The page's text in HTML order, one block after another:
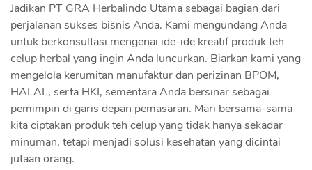
Jadikan PT GRA Herbalindo Utama sebagai bagian dari
perjalanan sukses bisnis Anda. Kami mengundang Anda
untuk berkonsultasi mengenai ide-ide kreatif produk teh
celup herbal yang ingin Anda luncurkan. Biarkan kami yang
mengelola kerumitan manufaktur dan perizinan BPOM,
HALAL, serta HKI, sementara Anda bersinar sebagai
pemimpin di garis depan pemasaran. Mari bersama-sama
kita ciptakan produk teh celup yang tidak hanya sekadar
minuman, tetapi menjadi solusi kesehatan yang dicintai
jutaan orang.